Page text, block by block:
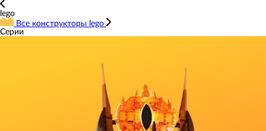
lego
Все конструкторы lego
Серии